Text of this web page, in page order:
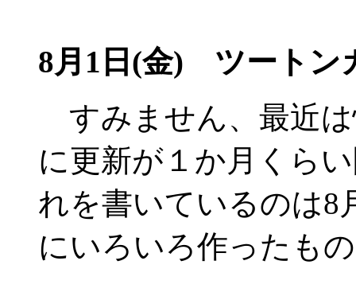
8月1日(金) ツートン
すみません、最近
に更新が１か月くら
れを書いているのは8
にいろいろ作ったも